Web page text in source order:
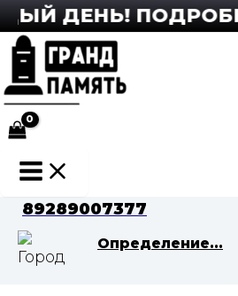
Перейти
к
содержимому
ДЕНЬ!
Main
Menu
89289007377
Определение...